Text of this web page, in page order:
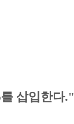
삽입한다."